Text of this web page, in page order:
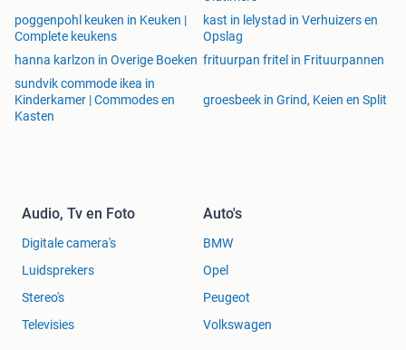
poggenpohl keuken in Keuken |
Complete keukens
kast in lelystad in Verhuizers en
Opslag
hanna karlzon in Overige Boeken frituurpan fritel in Frituurpannen
sundvik commode ikea in
Kinderkamer | Commodes en
Kasten
groesbeek in Grind, Keien en Split
Audio, Tv en Foto
Digitale camera's
Luidsprekers
Stereo's
Televisies
Auto's
BMW
Opel
Peugeot
Volkswagen